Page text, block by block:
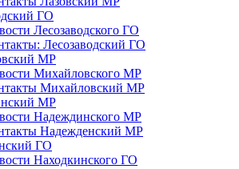
ГО
Лесозаводского ГО
Лесозаводский ГО
МР
Михайловского МР
Михайловский МР
МР
Надеждинского МР
Надежденский МР
ГО
Находкинского ГО